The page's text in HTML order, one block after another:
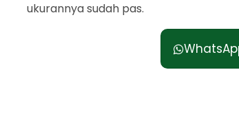
ukurannya sudah pas.